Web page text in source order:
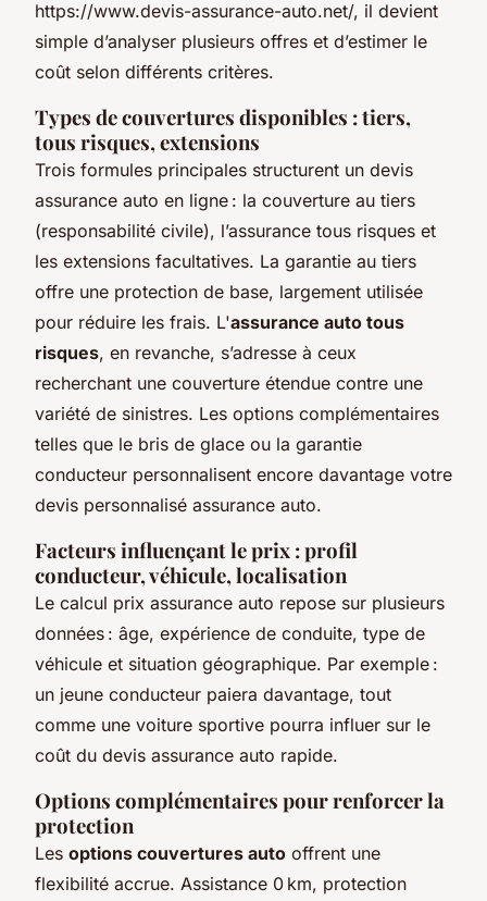
https://www.devis-assurance-auto.net/, il devient
simple d’analyser plusieurs offres et d’estimer le
coût selon différents critères.
Types de couvertures disponibles : tiers,
tous risques, extensions
Trois formules principales structurent un devis
assurance auto en ligne : la couverture au tiers
(responsabilité civile), l’assurance tous risques et
les extensions facultatives. La garantie au tiers
offre une protection de base, largement utilisée
pour réduire les frais. L'assurance auto tous
risques, en revanche, s’adresse à ceux
recherchant une couverture étendue contre une
variété de sinistres. Les options complémentaires
telles que le bris de glace ou la garantie
conducteur personnalisent encore davantage votre
devis personnalisé assurance auto.
Facteurs influençant le prix : profil
conducteur, véhicule, localisation
Le calcul prix assurance auto repose sur plusieurs
données : âge, expérience de conduite, type de
véhicule et situation géographique. Par exemple :
un jeune conducteur paiera davantage, tout
comme une voiture sportive pourra influer sur le
coût du devis assurance auto rapide.
Options complémentaires pour renforcer la
protection
Les options couvertures auto offrent une
flexibilité accrue. Assistance 0 km, protection